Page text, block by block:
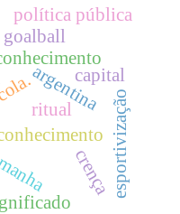
argentina
crença
ritual
goalball
capital
política pública
esportivização